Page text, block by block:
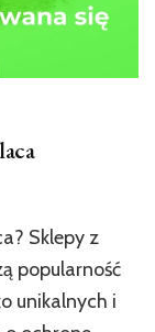
Sklepy z
popularność
unikalnych i